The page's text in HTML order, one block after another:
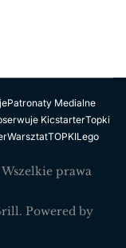
Patronaty Medialne
KicstarterTopki
WarsztatTOPKILego
Wszelkie prawa
Powered by